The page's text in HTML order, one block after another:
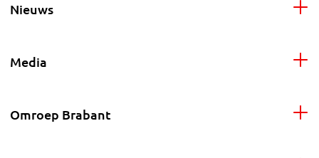
Nieuws
Media
Omroep Brabant